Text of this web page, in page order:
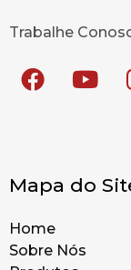
Trabalhe
Mapa do
Home
Sobre Nós